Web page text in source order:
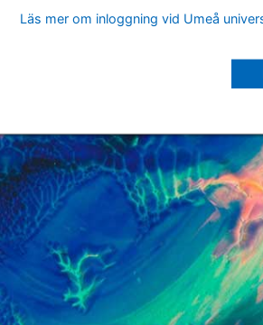
Läs mer om inloggning vid Umeå